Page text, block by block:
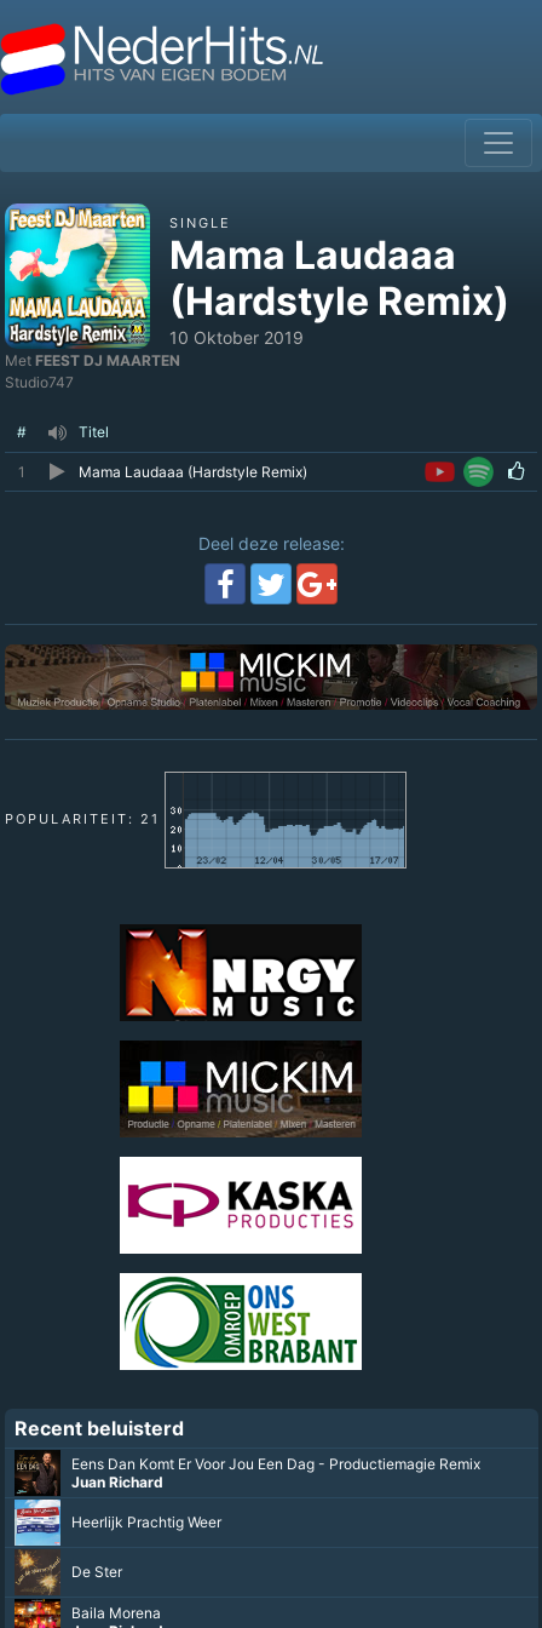
SINGLE
Mama Laudaaa
(Hardstyle Remix)
10 Oktober 2019
Met FEEST DJ MAARTEN
Studio747
# Titel
1 Mama Laudaaa (Hardstyle Remix)
Deel deze release:
POPULARITEIT: 21
Recent beluisterd
Eens Dan Komt Er Voor Jou Een Dag - Productiemagie Remix
Juan Richard
Heerlijk Prachtig Weer
De Ster
Baila Morena